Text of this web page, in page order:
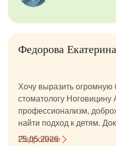
Федорова Екатерина
Хочу выразить огромную
стоматологу
профессионализм,
найти подход к детям.
девочек — 10 и 12 лет. С
Подробнее
25.05.2026